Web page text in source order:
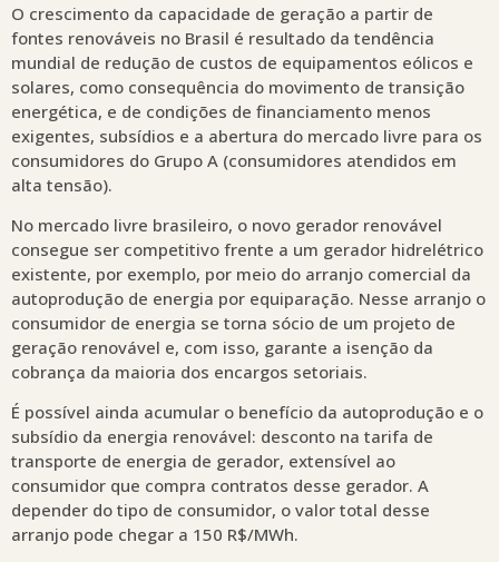
O crescimento da capacidade de geração a partir de
fontes renováveis no Brasil é resultado da tendência
mundial de redução de custos de equipamentos eólicos e
solares, como consequência do movimento de transição
energética, e de condições de financiamento menos
exigentes, subsídios e a abertura do mercado livre para os
consumidores do Grupo A (consumidores atendidos em
alta tensão).
No mercado livre brasileiro, o novo gerador renovável
consegue ser competitivo frente a um gerador hidrelétrico
existente, por exemplo, por meio do arranjo comercial da
autoprodução de energia por equiparação. Nesse arranjo o
consumidor de energia se torna sócio de um projeto de
geração renovável e, com isso, garante a isenção da
cobrança da maioria dos encargos setoriais.
É possível ainda acumular o benefício da autoprodução e o
subsídio da energia renovável: desconto na tarifa de
transporte de energia de gerador, extensível ao
consumidor que compra contratos desse gerador. A
depender do tipo de consumidor, o valor total desse
arranjo pode chegar a 150 R$/MWh.